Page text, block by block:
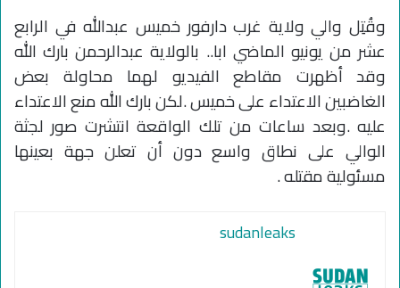
وقُتِل والي ولاية غرب دارفور خميس عبدالله في الرابع
عشر من يونيو الماضي ابا.. بالولاية عبدالرحمن بارك الله
وقد أظهرت مقاطع الفيديو لهما محاولة بعض
الغاضبين الاعتداء على خميس .لكن بارك الله منع الاعتداء
عليه .وبعد ساعات من تلك الواقعة انتشرت صور لجثة
الوالي على نطاق واسع دون أن تعلن جهة بعينها
مسئولية مقتله .
sudanleaks